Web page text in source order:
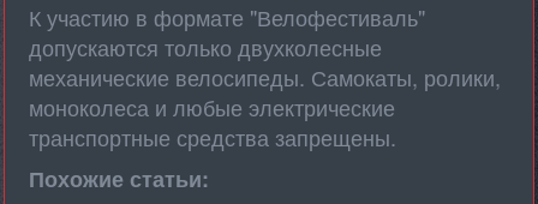
К участию в формате "Велофестиваль"
допускаются только двухколесные
механические велосипеды. Самокаты, ролики,
моноколеса и любые электрические
транспортные средства запрещены.
Похожие статьи: